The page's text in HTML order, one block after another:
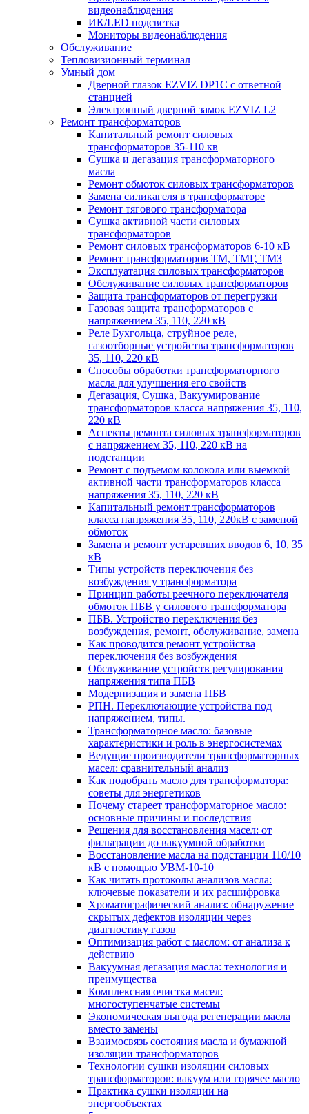
видеонаблюдения
ИК/LED подсветка
Мониторы видеонаблюдения
Обслуживание
Тепловизионный терминал
Умный дом
Дверной глазок EZVIZ DP1C с ответной
станцией
Электронный дверной замок EZVIZ L2
Ремонт трансформаторов
Капитальный ремонт силовых
трансформаторов 35-110 кв
Сушка и дегазация трансформаторного
масла
Ремонт обмоток силовых трансформаторов
Замена силикагеля в трансформаторе
Ремонт тягового трансформатора
Сушка активной части силовых
трансформаторов
Ремонт силовых трансформаторов 6-10 кВ
Ремонт трансформаторов ТМ, ТМГ, ТМЗ
Эксплуатация силовых трансформаторов
Обслуживание силовых трансформаторов
Защита трансформаторов от перегрузки
Газовая защита трансформаторов с
напряжением 35, 110, 220 кВ
Реле Бухгольца, струйное реле,
газоотборные устройства трансформаторов
35, 110, 220 кВ
Способы обработки трансформаторного
масла для улучшения его свойств
Дегазация, Сушка, Вакуумирование
трансформаторов класса напряжения 35, 110,
220 кВ
Аспекты ремонта силовых трансформаторов
с напряжением 35, 110, 220 кВ на
подстанции
Ремонт с подъемом колокола или выемкой
активной части трансформаторов класса
напряжения 35, 110, 220 кВ
Капитальный ремонт трансформаторов
класса напряжения 35, 110, 220кВ с заменой
обмоток
Замена и ремонт устаревших вводов 6, 10, 35
кВ
Типы устройств переключения без
возбуждения у трансформатора
Принцип работы реечного переключателя
обмоток ПБВ у силового трансформатора
ПБВ. Устройство переключения без
возбуждения, ремонт, обслуживание, замена
Как проводится ремонт устройства
переключения без возбуждения
Обслуживание устройств регулирования
напряжения типа ПБВ
Модернизация и замена ПБВ
РПН. Переключающие устройства под
напряжением, типы.
Трансформаторное масло: базовые
характеристики и роль в энергосистемах
Ведущие производители трансформаторных
масел: сравнительный анализ
Как подобрать масло для трансформатора:
советы для энергетиков
Почему стареет трансформаторное масло:
основные причины и последствия
Решения для восстановления масел: от
фильтрации до вакуумной обработки
Восстановление масла на подстанции 110/10
кВ с помощью УВМ-10-10
Как читать протоколы анализов масла:
ключевые показатели и их расшифровка
Хроматографический анализ: обнаружение
скрытых дефектов изоляции через
диагностику газов
Оптимизация работ с маслом: от анализа к
действию
Вакуумная дегазация масла: технология и
преимущества
Комплексная очистка масел:
многоступенчатые системы
Экономическая выгода регенерации масла
вместо замены
Взаимосвязь состояния масла и бумажной
изоляции трансформаторов
Технологии сушки изоляции силовых
трансформаторов: вакуум или горячее масло
Практика сушки изоляции на
энергообъектах